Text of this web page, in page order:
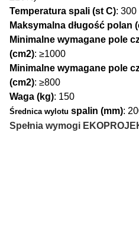
Temperatura spali (st C): 300
Maksymalna długość polan
Minimalne wymagane pole
(cm2): ≥1000
Minimalne wymagane pole
(cm2): ≥800
Waga (kg): 150
Średnica wylotu spalin (mm):
Spełnia wymogi